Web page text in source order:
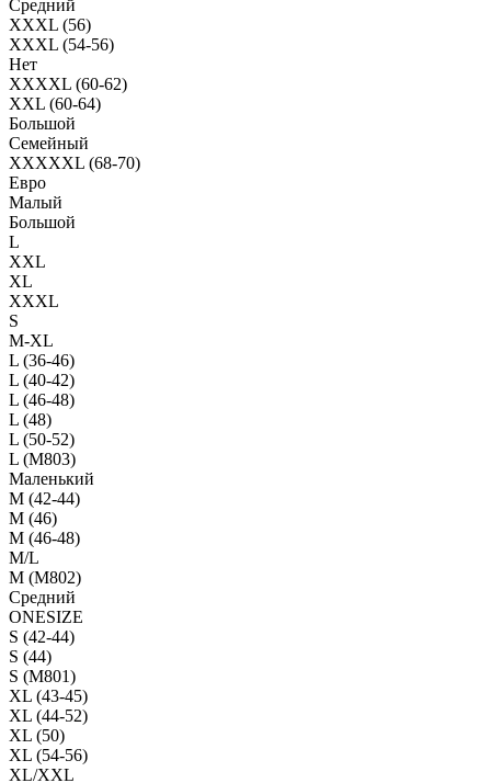
Средний
XXXL (56)
XXXL (54-56)
Нет
XXXXL (60-62)
XXL (60-64)
Большой
Семейный
XXXXXL (68-70)
Евро
Малый
Большой
L
XXL
XL
XXXL
S
M-XL
L (36-46)
L (40-42)
L (46-48)
L (48)
L (50-52)
L (M803)
Маленький
М (42-44)
M (46)
M (46-48)
M/L
M (M802)
Средний
ONESIZE
S (42-44)
S (44)
S (M801)
XL (43-45)
XL (44-52)
XL (50)
XL (54-56)
XL/XXL